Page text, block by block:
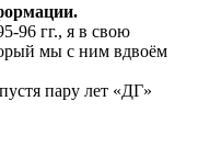
96 гг., я в свою
мы с ним вдвоём
пару лет «ДГ»